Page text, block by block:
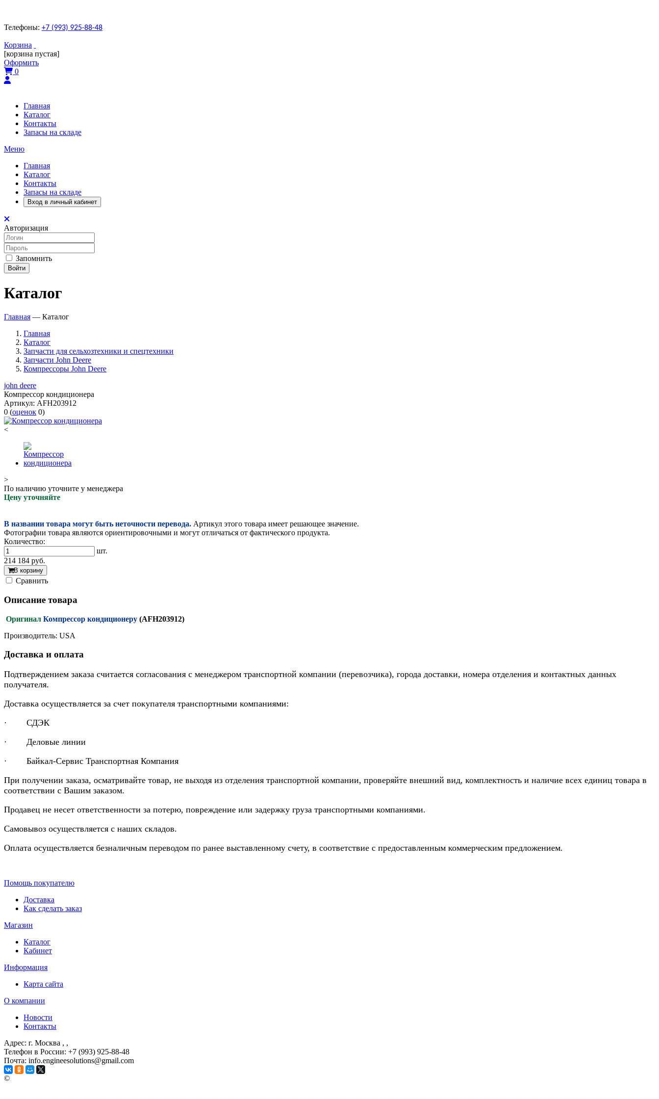
Телефоны: +7 (993) 925-88-48
Корзина
[корзина пустая]
Оформить
0
Главная
Каталог
Контакты
Запасы на складе
Меню
Главная
Каталог
Контакты
Запасы на складе
Вход в личный кабинет
Авторизация
Запомнить
Войти
Каталог
Главная — Каталог
Главная
Каталог
Запчасти для сельхозтехники и спецтехники
Запчасти John Deere
Компрессоры John Deere
john deere
Компрессор кондиционера
Артикул: AFH203912
0 (оценок 0)
<
>
По наличию уточните у менеджера
Цену уточняйте
В названии товара могут быть неточности перевода. Артикул этого товара имеет решающее значение.
Фотографии товара являются ориентировочными и могут отличаться от фактического продукта.
Количество:
шт.
214 184 руб.
В корзину
Cравнить
Описание товара
Оригинал Компрессор кондиционеру (AFH203912)
Производитель: USA
Доставка и оплата
Подтверждением заказа считается согласования с менеджером транспортной компании (перевозчика), города доставки, номера отделения и контактных данных
получателя.
Доставка осуществляется за счет покупателя транспортными компаниями:
· СДЭК
· Деловые линии
· Байкал-Сервис Транспортная Компания
При получении заказа, осматривайте товар, не выходя из отделения транспортной компании, проверяйте внешний вид, комплектность и наличие всех единиц товара в
соответствии с Вашим заказом.
Продавец не несет ответственности за потерю, повреждение или задержку груза транспортными компаниями.
Самовывоз осуществляется с наших складов.
Оплата осуществляется безналичным переводом по ранее выставленному счету, в соответствие с предоставленным коммерческим предложением.
Помощь покупателю
Доставка
Как сделать заказ
Магазин
Каталог
Кабинет
Информация
Карта сайта
О компании
Новости
Контакты
Адрес: г. Москва , ,
Телефон в России: +7 (993) 925-88-48
Почта: info.engineesolutions@gmail.com
©